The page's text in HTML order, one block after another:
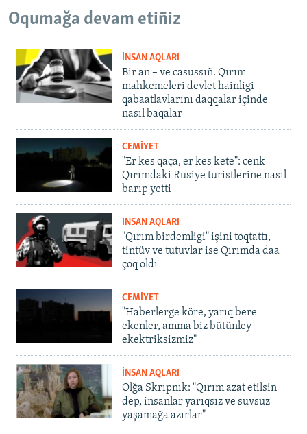
Oqumağa devam etiñiz
İNSAN AQLARI
Bir an – ve casussıñ. Qırım
mahkemeleri devlet hainligi
qabaatlavlarını daqqalar içinde
nasıl baqalar
CEMİYET
"Er kes qaça, er kes kete": cenk
Qırımdaki Rusiye turistlerine nasıl
barıp yetti
İNSAN AQLARI
"Qırım birdemligi" işini toqtattı,
tintüv ve tutuvlar ise Qırımda daa
çoq oldı
CEMİYET
"Haberlerge köre, yarıq bere
ekenler, amma biz bütünley
ekektriksizmiz"
İNSAN AQLARI
Olğa Skrıpnık: "Qırım azat etilsin
dep, insanlar yarıqsız ve suvsuz
yaşamağa azırlar"